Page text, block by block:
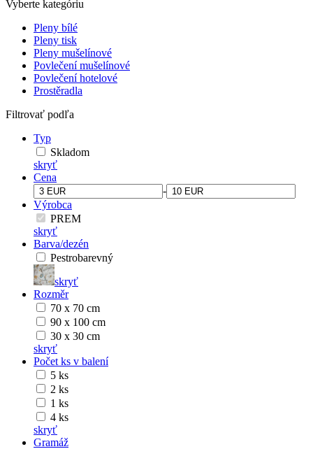
Vyberte kategóriu
Pleny bílé
Pleny tisk
Pleny mušelínové
Povlečení mušelínové
Povlečení hotelové
Prostěradla
Filtrovať podľa
Typ
Skladom
skryť
Cena
-
Výrobca
PREM
skryť
Barva/dezén
Pestrobarevný
skryť
Rozměr
70 x 70 cm
90 x 100 cm
30 x 30 cm
skryť
Počet ks v balení
5 ks
2 ks
1 ks
4 ks
skryť
Gramáž